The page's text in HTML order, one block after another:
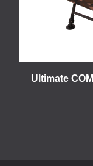
Ultimate